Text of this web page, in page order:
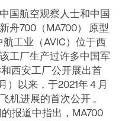
国航空观察人士和中国
舟700（MA700） 原型
航工业（AVIC）位于西
工厂生产过许多中国军
西安工厂公开展出首
以来，于2021年 4 月
机进展的首次公开 。
报道中指出，MA700